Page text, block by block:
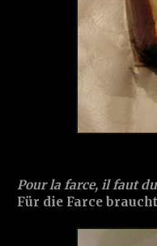
Pour la farce, il faut
Für die Farce